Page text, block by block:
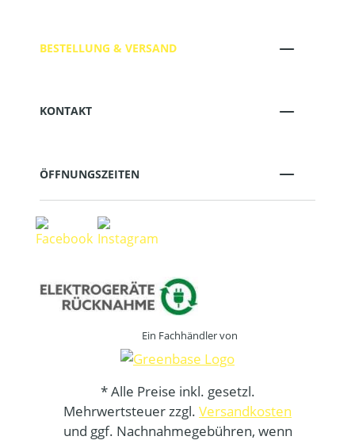
BESTELLUNG & VERSAND
KONTAKT
ÖFFNUNGSZEITEN
Ein Fachhändler von
* Alle Preise inkl. gesetzl.
Mehrwertsteuer zzgl. Versandkosten
und ggf. Nachnahmegebühren, wenn